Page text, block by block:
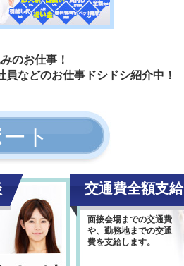
のお仕事！
などのお仕事ドシドシ紹介中！
ト
交通費全額支給
面接会場までの交通費
や、勤務地までの交通
費を支給します。